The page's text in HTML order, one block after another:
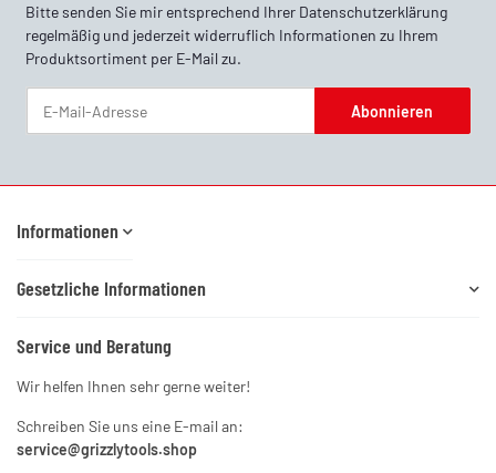
Bitte senden Sie mir entsprechend Ihrer Datenschutzerklärung
regelmäßig und jederzeit widerruflich Informationen zu Ihrem
Produktsortiment per E-Mail zu.
Abonnieren
Informationen
Gesetzliche Informationen
Service und Beratung
Wir helfen Ihnen sehr gerne weiter!
Schreiben Sie uns eine E-mail an:
service@grizzlytools.shop